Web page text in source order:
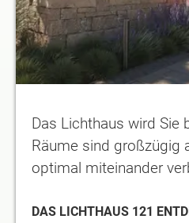
Das Lichthaus wird Sie
Räume sind großzügig
optimal miteinander
DAS LICHTHAUS 121